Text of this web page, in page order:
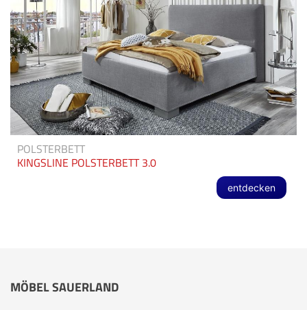
POLSTERBETT
KINGSLINE POLSTERBETT 3.0
entdecken
MÖBEL SAUERLAND